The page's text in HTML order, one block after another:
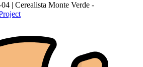
| Cerealista Monte Verde -